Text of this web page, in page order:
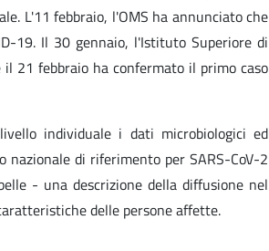
L'11 febbraio, l'OMS ha annunciato che
19. Il 30 gennaio, l'Istituto Superiore di
21 febbraio ha confermato il primo caso
individuale i dati microbiologici ed
di riferimento per SARS-CoV-2
- una descrizione della diffusione nel
delle persone affette.